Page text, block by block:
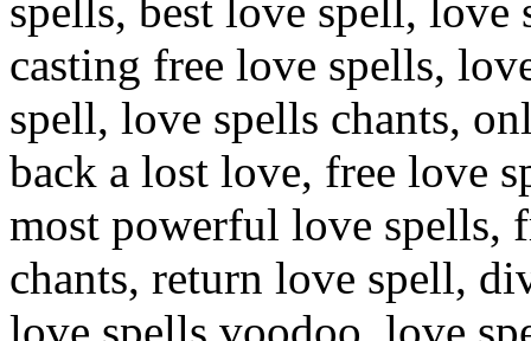
spells, best love spell,
casting free love spells,
spell, love spells chants,
back a lost love, free love
most powerful love spells,
chants, return love spell,
love spells voodoo, love